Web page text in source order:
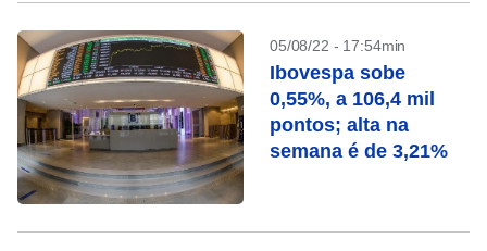
05/08/22 - 17:54min
Ibovespa sobe
0,55%, a 106,4 mil
pontos; alta na
semana é de 3,21%